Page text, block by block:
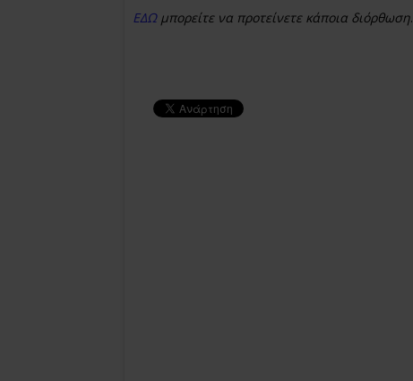
ΕΔΩμπορείτε να προτείνετε κάποια διόρθωση.